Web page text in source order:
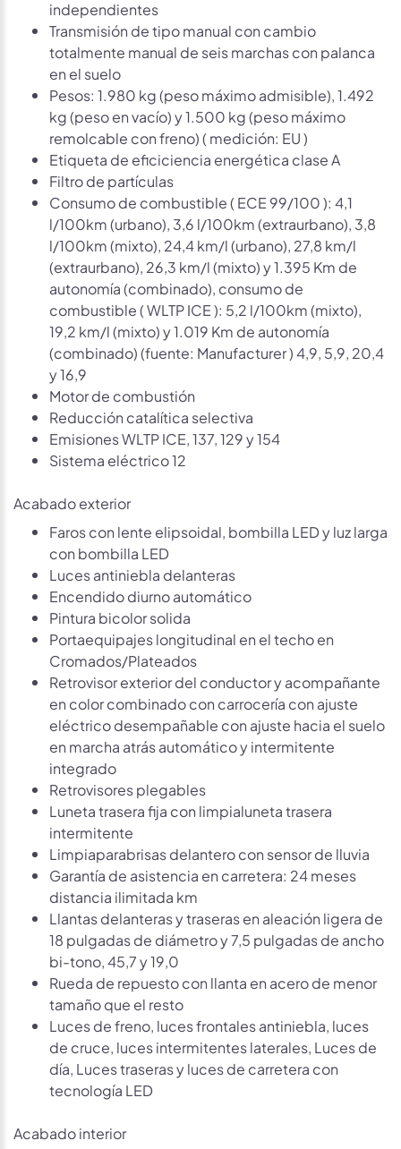
independientes
Transmisión de tipo manual con cambio
totalmente manual de seis marchas con palanca
en el suelo
Pesos: 1.980 kg (peso máximo admisible), 1.492
kg (peso en vacío) y 1.500 kg (peso máximo
remolcable con freno) ( medición: EU )
Etiqueta de eficiciencia energética clase A
Filtro de partículas
Consumo de combustible ( ECE 99/100 ): 4,1
l/100km (urbano), 3,6 l/100km (extraurbano), 3,8
l/100km (mixto), 24,4 km/l (urbano), 27,8 km/l
(extraurbano), 26,3 km/l (mixto) y 1.395 Km de
autonomía (combinado), consumo de
combustible ( WLTP ICE ): 5,2 l/100km (mixto),
19,2 km/l (mixto) y 1.019 Km de autonomía
(combinado) (fuente: Manufacturer ) 4,9, 5,9, 20,4
y 16,9
Motor de combustión
Reducción catalítica selectiva
Emisiones WLTP ICE, 137, 129 y 154
Sistema eléctrico 12
Acabado exterior
Faros con lente elipsoidal, bombilla LED y luz larga
con bombilla LED
Luces antiniebla delanteras
Encendido diurno automático
Pintura bicolor solida
Portaequipajes longitudinal en el techo en
Cromados/Plateados
Retrovisor exterior del conductor y acompañante
en color combinado con carrocería con ajuste
eléctrico desempañable con ajuste hacia el suelo
en marcha atrás automático y intermitente
integrado
Retrovisores plegables
Luneta trasera fija con limpialuneta trasera
intermitente
Limpiaparabrisas delantero con sensor de lluvia
Garantía de asistencia en carretera: 24 meses
distancia ilimitada km
Llantas delanteras y traseras en aleación ligera de
18 pulgadas de diámetro y 7,5 pulgadas de ancho
bi-tono, 45,7 y 19,0
Rueda de repuesto con llanta en acero de menor
tamaño que el resto
Luces de freno, luces frontales antiniebla, luces
de cruce, luces intermitentes laterales, Luces de
día, Luces traseras y luces de carretera con
tecnología LED
Acabado interior